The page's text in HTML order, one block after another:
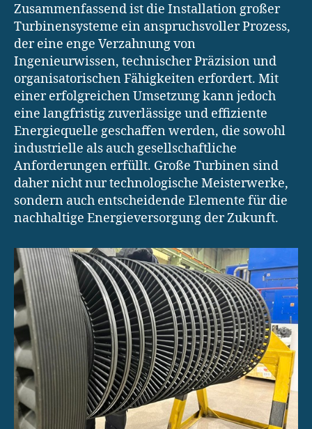
Zusammenfassend ist die Installation großer
Turbinensysteme ein anspruchsvoller Prozess,
der eine enge Verzahnung von
Ingenieurwissen, technischer Präzision und
organisatorischen Fähigkeiten erfordert. Mit
einer erfolgreichen Umsetzung kann jedoch
eine langfristig zuverlässige und effiziente
Energiequelle geschaffen werden, die sowohl
industrielle als auch gesellschaftliche
Anforderungen erfüllt. Große Turbinen sind
daher nicht nur technologische Meisterwerke,
sondern auch entscheidende Elemente für die
nachhaltige Energieversorgung der Zukunft.